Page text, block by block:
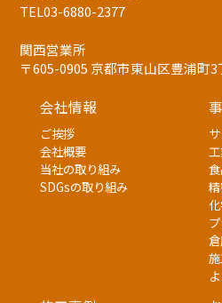
TEL03-6880-2377
関西営業所
〒605-0905 京都市東山区豊浦町3
会社情報
ご挨拶
会社概要
当社の取り組み
SDGsの取り組み